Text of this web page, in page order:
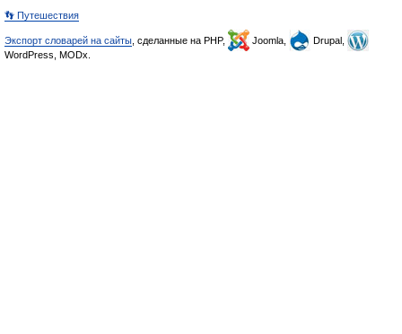
👣 Путешествия
Экспорт словарей на сайты , сделанные на PHP, Joomla,
Drupal,
WordPress, MODx.